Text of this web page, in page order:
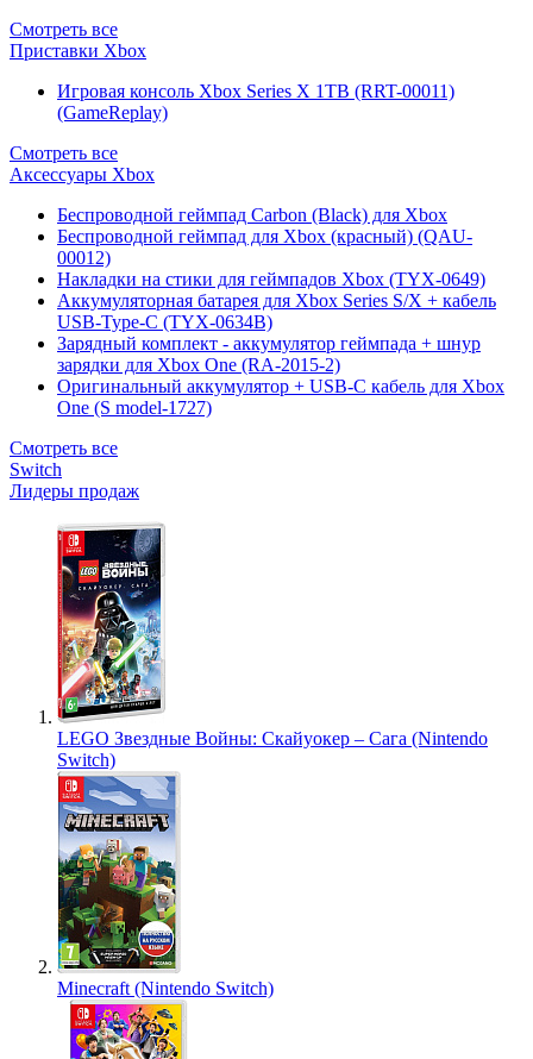
Смотреть все
Приставки Xbox
Игровая консоль Xbox Series X 1TB (RRT-00011)
(GameReplay)
Смотреть все
Аксессуары Xbox
Беспроводной геймпад Carbon (Black) для Xbox
Беспроводной геймпад для Xbox (красный) (QAU-
00012)
Накладки на стики для геймпадов Xbox (TYX-0649)
Аккумуляторная батарея для Xbox Series S/X + кабель
USB-Type-C (TYX-0634B)
Зарядный комплект - аккумулятор геймпада + шнур
зарядки для Xbox One (RA-2015-2)
Оригинальный аккумулятор + USB-C кабель для Xbox
One (S model-1727)
Смотреть все
Switch
Лидеры продаж
LEGO Звездные Войны: Скайуокер – Сага (Nintendo
Switch)
Minecraft (Nintendo Switch)